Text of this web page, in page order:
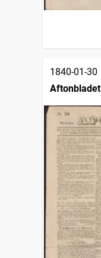
1840-01-30
Aftonbladet